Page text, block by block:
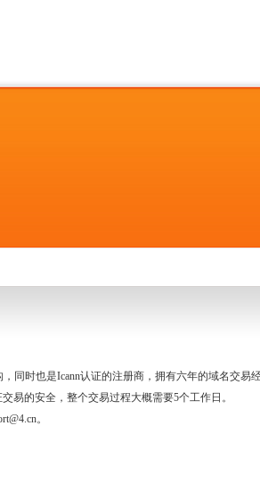
同时也是Icann认证的注册商，拥有六年的域名交易
易的安全，整个交易过程大概需要5个工作日。
。